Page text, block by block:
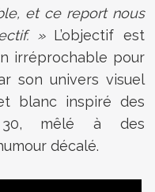
et ce report nous
»L’objectif est
irréprochable pour
son univers visuel
blanc inspiré des
30, mêlé à des
décalé.